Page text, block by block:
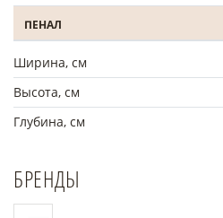
ПЕНАЛ
Ширина, см
Высота, см
Глубина, см
БРЕНДЫ